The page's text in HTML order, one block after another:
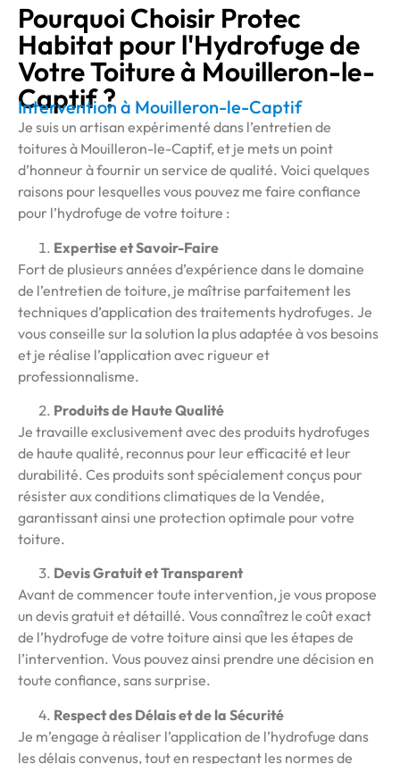
Pourquoi Choisir Protec
Habitat pour l'Hydrofuge de
Votre Toiture à Mouilleron-le-
Captif ?
Intervention à Mouilleron-le-Captif
Je suis un artisan expérimenté dans l’entretien de
toitures à Mouilleron-le-Captif, et je mets un point
d’honneur à fournir un service de qualité. Voici quelques
raisons pour lesquelles vous pouvez me faire confiance
pour l’hydrofuge de votre toiture :
Expertise et Savoir-Faire
Fort de plusieurs années d’expérience dans le domaine
de l’entretien de toiture, je maîtrise parfaitement les
techniques d’application des traitements hydrofuges. Je
vous conseille sur la solution la plus adaptée à vos besoins
et je réalise l’application avec rigueur et
professionnalisme.
Produits de Haute Qualité
Je travaille exclusivement avec des produits hydrofuges
de haute qualité, reconnus pour leur efficacité et leur
durabilité. Ces produits sont spécialement conçus pour
résister aux conditions climatiques de la Vendée,
garantissant ainsi une protection optimale pour votre
toiture.
Devis Gratuit et Transparent
Avant de commencer toute intervention, je vous propose
un devis gratuit et détaillé. Vous connaîtrez le coût exact
de l’hydrofuge de votre toiture ainsi que les étapes de
l’intervention. Vous pouvez ainsi prendre une décision en
toute confiance, sans surprise.
Respect des Délais et de la Sécurité
Je m’engage à réaliser l’application de l’hydrofuge dans
les délais convenus, tout en respectant les normes de